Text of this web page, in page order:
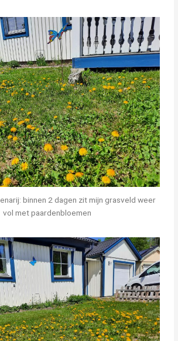
binnen 2 dagen zit mijn grasveld weer
vol met paardenbloemen